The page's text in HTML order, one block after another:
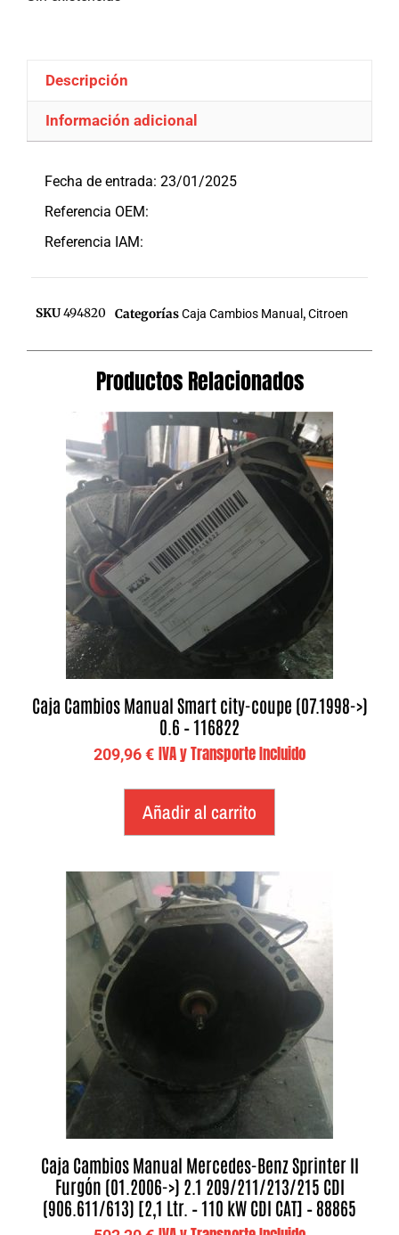
Descripción
Información adicional
Fecha de entrada: 23/01/2025
Referencia OEM:
Referencia IAM:
SKU494820 CategoríasCaja Cambios Manual ,Citroen
Productos Relacionados
Caja Cambios Manual Smart city-coupe (07.1998->)
0.6 – 116822
209,96€ IVA y Transporte Incluido
Añadir al carrito
Caja Cambios Manual Mercedes-Benz Sprinter II
Furgón (01.2006->) 2.1 209/211/213/215 CDI
(906.611/613) [2,1 Ltr. – 110 kW CDI CAT] – 88865